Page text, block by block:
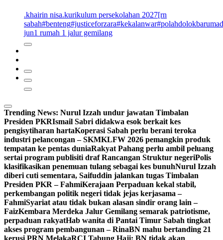
.khairin nisa.kurikulum persekolahan 2027[rn
sabah#benteng#justiceforzara#kekalanwar
jun1 rumah 1 jalur gemilang
Trending News: Nurul Izzah undur jawatan Timbalan
Presiden PKRIsmail Sabri didakwa esok berkait kes
pengisytiharan hartaKoperasi Sabah perlu berani teroka
industri pelancongan – SKMKLFW 2026 pemangkin produk
tempatan ke pentas duniaRakyat Pahang perlu ambil peluang
sertai program publisiti draf Rancangan Struktur negeriPolis
klasifikasikan penemuan tulang sebagai kes bunuhNurul Izzah
diberi cuti sementara, Saifuddin jalankan tugas Timbalan
Presiden PKR – FahmiKerajaan Perpaduan kekal stabil,
perkembangan politik negeri tidak jejas kerjasama –
FahmiSyariat atau tidak bukan alasan sindir orang lain –
FaizKembara Merdeka Jalur Gemilang semarak patriotisme,
perpaduan rakyatHab wanita di Pantai Timur Sabah tingkat
akses program pembangunan – RinaBN mahu bertanding 21